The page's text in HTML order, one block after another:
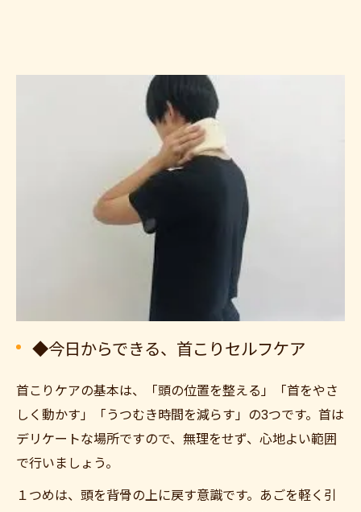
◆今日からできる、首こりセルフケア
首こりケアの基本は、「頭の位置を整える」「首をやさ
しく動かす」「うつむき時間を減らす」の3つです。首は
デリケートな場所ですので、無理をせず、心地よい範囲
で行いましょう。
１つめは、頭を背骨の上に戻す意識です。あごを軽く引